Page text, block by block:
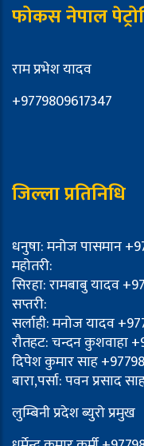
फोकस नेपाल
राम प्रभेश यादव
+9779809617347
जिल्ला प्रतिनिधि
धनुषा: मनोज पासमान
महोतरी:
सिरहा: रामबाबु यादव
सप्तरी:
सर्लाही: मनोज यादव
रौतहट: चन्दन कुशवाहा
दिपेश कुमार साह
बारा,पर्सा: पवन प्रसाद
लुम्बिनी प्रदेश ब्युरो प्रमुख